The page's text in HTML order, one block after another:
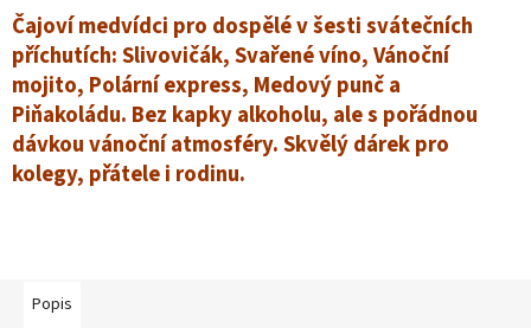
Čajoví medvídci pro dospělé v šesti svátečních
příchutích: Slivovičák, Svařené víno, Vánoční
mojito, Polární express, Medový punč a
Piňakoládu. Bez kapky alkoholu, ale s pořádnou
dávkou vánoční atmosféry. Skvělý dárek pro
kolegy, přátele i rodinu.
Popis